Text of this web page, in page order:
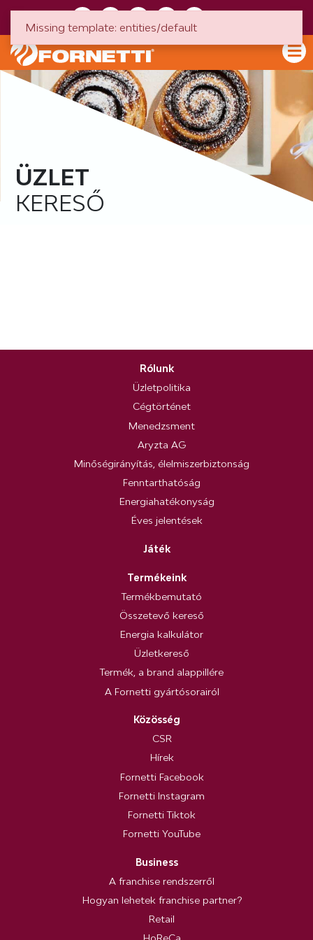
ÜZLET
KERESŐ
Rólunk
Üzletpolitika
Cégtörténet
Menedzsment
Aryzta AG
Minőségirányítás, élelmiszerbiztonság
Fenntarthatóság
Energiahatékonyság
Éves jelentések
Játék
Termékeink
Termékbemutató
Összetevő kereső
Energia kalkulátor
Üzletkereső
Termék, a brand alappillére
A Fornetti gyártósorairól
Közösség
CSR
Hírek
Fornetti Facebook
Fornetti Instagram
Fornetti Tiktok
Fornetti YouTube
Business
A franchise rendszerről
Hogyan lehetek franchise partner?
Retail
Missing template: entities/default